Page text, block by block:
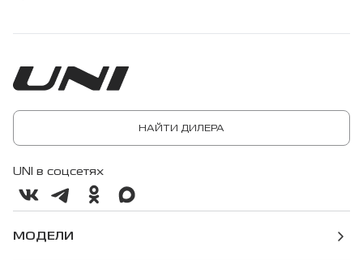
НАЙТИ ДИЛЕРА
UNI в соцсетях
МОДЕЛИ